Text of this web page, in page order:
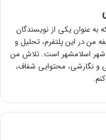
به عنوان یکی از نویسندگان
من در این پلتفرم، تحلیل و
شهر اسلامشهر است. تلاش من
و نگارشی، محتوایی شفاف،